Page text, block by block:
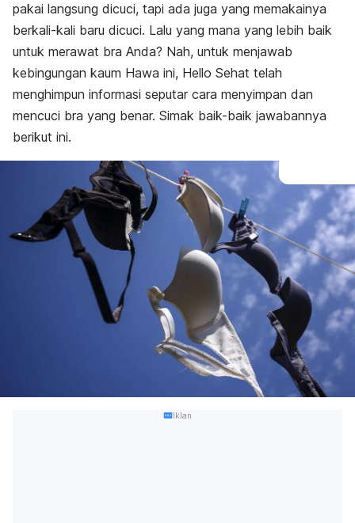
pakai langsung dicuci, tapi ada juga yang memakainya
berkali-kali baru dicuci. Lalu yang mana yang lebih baik
untuk merawat bra Anda? Nah, untuk menjawab
kebingungan kaum Hawa ini, Hello Sehat telah
menghimpun informasi seputar cara menyimpan dan
mencuci bra yang benar. Simak baik-baik jawabannya
berikut ini.
Iklan